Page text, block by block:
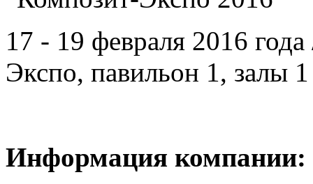
17 - 19 февраля 2016
Экспо, павильон 1, залы
Информация компании: